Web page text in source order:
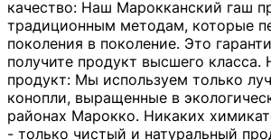
качество: Наш Марокканский гаш
традиционным методам, которые
поколения в поколение. Это
получите продукт высшего класса.
продукт: Мы используем только
конопли, выращенные в
районах Марокко. Никаких
- только чистый и натуральный